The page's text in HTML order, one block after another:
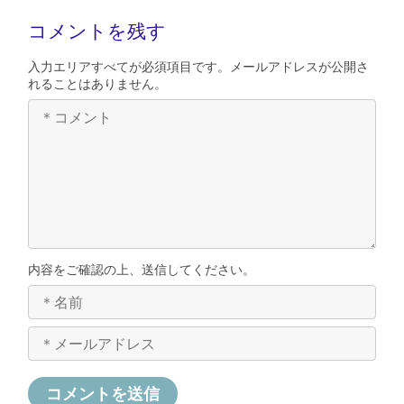
コメントを残す
入力エリアすべてが必須項目です。メールアドレスが公開さ
れることはありません。
内容をご確認の上、送信してください。